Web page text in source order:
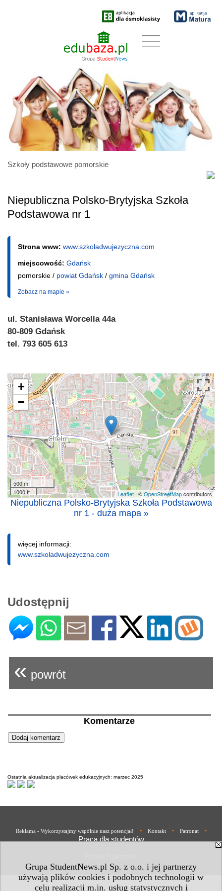
Grupa StudentNews.pl Sp. z o.o. i jej partnerzy
używają plików cookies i podobnych technologii w
celu realizacji m.in. usług statystycznych i
Szkoły podstawowe pomorskie
Niepubliczna Polsko-Brytyjska Szkoła
Podstawowa nr 1
Strona www: www.szkoladwujezyczna.com
miejscowość: Gdańsk
pomorskie / powiat Gdańsk / gmina Gdańsk
Zobacz na mapie »
ul. Stanisława Worcella 44a
80-809 Gdańsk
tel. 793 605 613
+
−
500 m
1000 ft
Leaflet | ©OpenStreetMapcontributors
Niepubliczna Polsko-Brytyjska Szkoła Podstawowa
nr 1 - duża mapa »
więcej informacji:
www.szkoladwujezyczna.com
Udostępnij
« powrót
Komentarze
Ostatnia aktualizacja placówek edukacyjnych: marzec 2025
Reklama - Wykorzystajmy wspólnie nasz potencjał! • Kontakt • Patronat •
Praca dla studentów